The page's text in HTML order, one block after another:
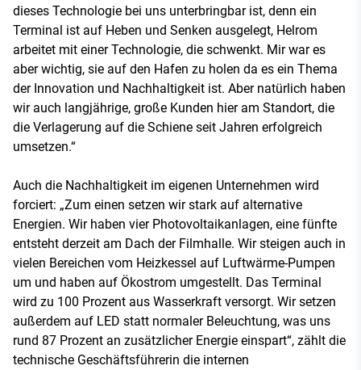
dieses Technologie bei uns unterbringbar ist, denn ein
Terminal ist auf Heben und Senken ausgelegt, Helrom
arbeitet mit einer Technologie, die schwenkt. Mir war es
aber wichtig, sie auf den Hafen zu holen da es ein Thema
der Innovation und Nachhaltigkeit ist. Aber natürlich haben
wir auch langjährige, große Kunden hier am Standort, die
die Verlagerung auf die Schiene seit Jahren erfolgreich
umsetzen.“
Auch die Nachhaltigkeit im eigenen Unternehmen wird
forciert: „Zum einen setzen wir stark auf alternative
Energien. Wir haben vier Photovoltaikanlagen, eine fünfte
entsteht derzeit am Dach der Filmhalle. Wir steigen auch in
vielen Bereichen vom Heizkessel auf Luftwärme-Pumpen
um und haben auf Ökostrom umgestellt. Das Terminal
wird zu 100 Prozent aus Wasserkraft versorgt. Wir setzen
außerdem auf LED statt normaler Beleuchtung, was uns
rund 87 Prozent an zusätzlicher Energie einspart“, zählt die
technische Geschäftsführerin die internen